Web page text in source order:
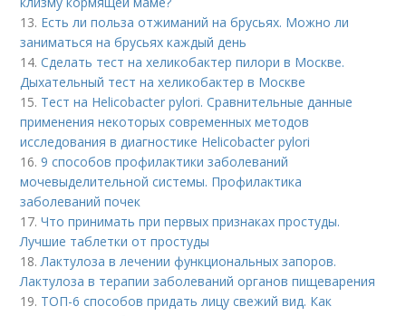
13. Есть ли польза отжиманий на брусьях. Можно ли
заниматься на брусьях каждый день
14.Сделать тест на хеликобактер пилори в Москве.
Дыхательный тест на хеликобактер в Москве
15. Тест на Helicobacter pylori. Сравнительные данные
применения некоторых современных методов
исследования в диагностике Helicobacter pylori
16.9 способов профилактики заболеваний
мочевыделительной системы. Профилактика
заболеваний почек
17.Что принимать при первых признаках простуды.
Лучшие таблетки от простуды
18.Лактулоза в лечении функциональных запоров.
Лактулоза в терапии заболеваний органов пищеварения
19. ТОП-6 способов придать лицу свежий вид. Как